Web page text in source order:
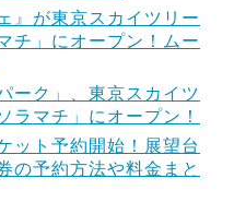
』が東京スカイツリー
チ」にオープン！ムー
ーク」、東京スカイツ
ラマチ」にオープン！
ット予約開始！展望台
の予約方法や料金まと